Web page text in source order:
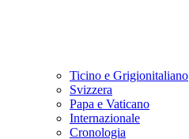
Ticino e Grigionitaliano
Svizzera
Papa e Vaticano
Internazionale
Cronologia